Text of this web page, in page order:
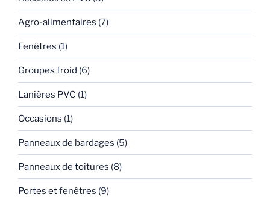
Agro-alimentaires (7)
Fenêtres (1)
Groupes froid (6)
Lanières PVC (1)
Occasions (1)
Panneaux de bardages (5)
Panneaux de toitures (8)
Portes et fenêtres (9)